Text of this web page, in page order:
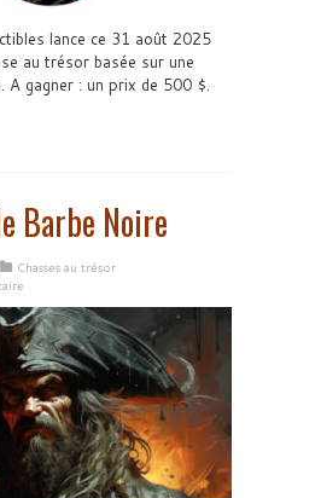
lance ce 31 août 2025
au trésor basée sur une
A gagner : un prix de 500 $.
Barbe Noire
Chasses au trésor